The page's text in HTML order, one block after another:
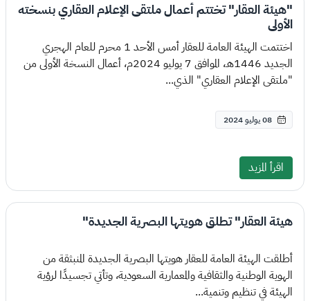
"هيئة العقار" تختتم أعمال ملتقى الإعلام العقاري بنسخته
الأولى
اختتمت الهيئة العامة للعقار أمس الأحد 1 محرم للعام الهجري
الجديد 1446هـ، الموافق 7 يوليو 2024م، أعمال النسخة الأولى من
"ملتقى الإعلام العقاري" الذي...
08 يوليو 2024
اقرأ المزيد
هيئة العقار" تطلق هويتها البصرية الجديدة"
أطلقت الهيئة العامة للعقار هويتها البصرية الجديدة المنبثقة من
الهوية الوطنية والثقافية والمعمارية السعودية، وتأتي تجسيدًا لرؤية
الهيئة في تنظيم وتنمية...